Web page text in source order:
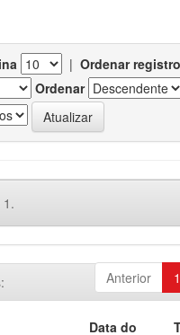
| Ordenar
Ordenar
Anterior 1
Data do